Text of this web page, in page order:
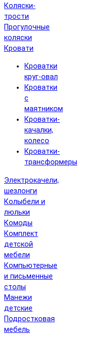
Коляски-
трости
Прогулочные
коляски
Кровати
Кроватки
круг-овал
Кроватки
с
маятником
Кроватки-
качалки,
колесо
Кроватки-
трансформеры
Электрокачели,
шезлонги
Колыбели и
люльки
Комоды
Комплект
детской
мебели
Компьютерные
и письменные
столы
Манежи
детские
Подростковая
мебель